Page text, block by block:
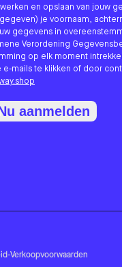
en opslaan van jouw
je voornaam,
gegevens in
Verordening
op elk moment
mails te klikken of door
aanmelden
-Verkoopvoorwaarden